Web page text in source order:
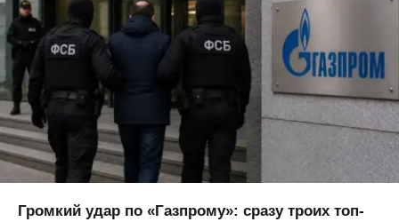
Громкий удар по «Газпрому»: сразу троих топ-